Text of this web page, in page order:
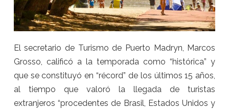
El secretario de Turismo de Puerto Madryn, Marcos
Grosso, calificó a la temporada como “histórica” y
que se constituyó en “récord” de los últimos 15 años,
al tiempo que valoró la llegada de turistas
extranjeros “procedentes de Brasil, Estados Unidos y